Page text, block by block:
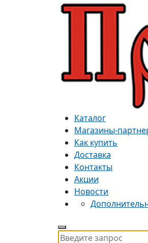
Каталог
Магазины-
Как купить
Доставка
Контакты
Акции
Новости